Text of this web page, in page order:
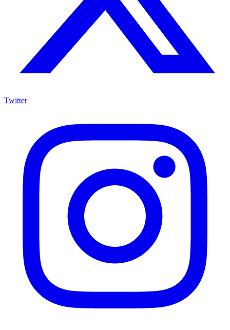
Twitter